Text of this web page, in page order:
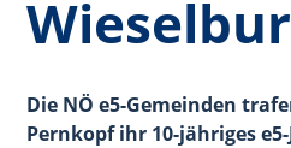
Die NÖ e5-Gemeinden
Pernkopf ihr 10-jähriges